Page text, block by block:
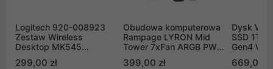
Logitech 920-008923
Zestaw Wireless
Desktop MK545
299,00 zł
Obudowa komputerowa
Rampage LYRON Mid
Tower 7xFan ARGB PWM
399,00 zł
Dysk WD
SSD 1TB
Gen4
669,00